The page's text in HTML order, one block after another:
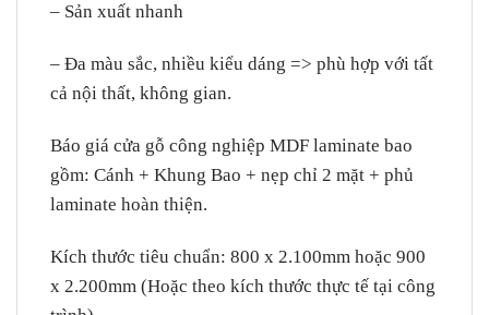
– Sản xuất nhanh
– Đa màu sắc, nhiều kiểu dáng => phù hợp với tất
cả nội thất, không gian.
Báo giá cửa gỗ công nghiệp MDF laminate bao
gồm: Cánh + Khung Bao + nẹp chỉ 2 mặt + phủ
laminate hoàn thiện.
Kích thước tiêu chuẩn: 800 x 2.100mm hoặc 900
x 2.200mm (Hoặc theo kích thước thực tế tại công